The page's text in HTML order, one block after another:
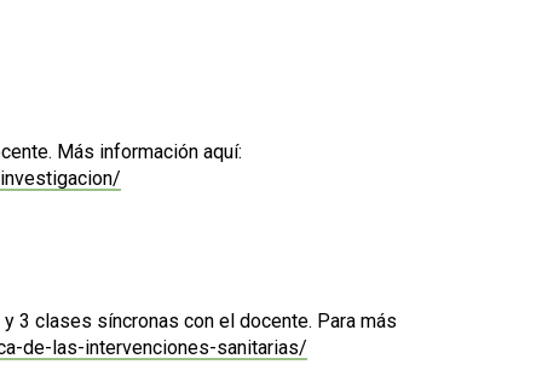
Más información aquí:
3 clases síncronas con el docente. Para más
de-las-intervenciones-sanitarias/